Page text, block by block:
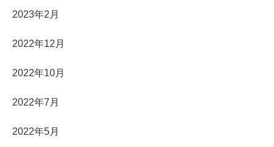
2023年2月
2022年12月
2022年10月
2022年7月
2022年5月